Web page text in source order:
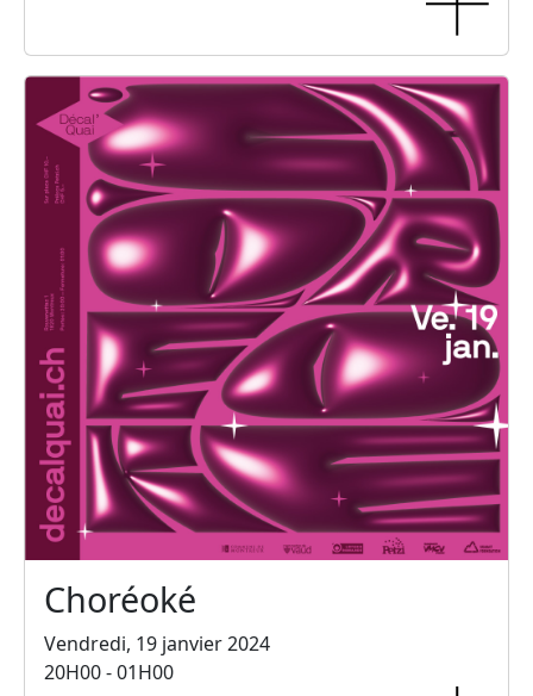
Choréoké
Vendredi, 19 janvier 2024
20H00 - 01H00